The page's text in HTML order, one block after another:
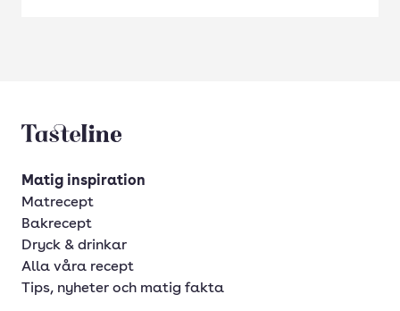
Tasteline startsida
Matig inspiration
Matrecept
Bakrecept
Dryck & drinkar
Alla våra recept
Tips, nyheter och matig fakta